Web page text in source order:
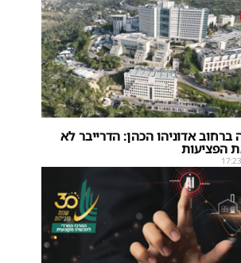
ברחוב אדוניהו הכהן: הדרייבר לא
הפציעות
17:23